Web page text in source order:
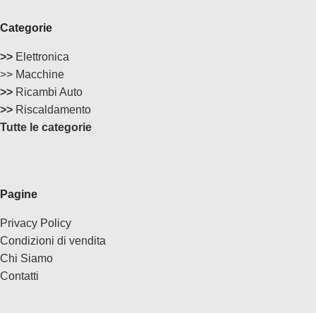
Categorie
>> Elettronica
>> Macchine
>> Ricambi Auto
>> Riscaldamento
Tutte le categorie
Pagine
Privacy Policy
Condizioni di vendita
Chi Siamo
Contatti